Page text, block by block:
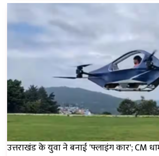
उत्तराखंड के युवा ने बनाई 'फ्लाइंग कार'; CM